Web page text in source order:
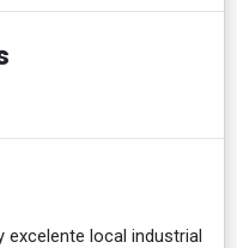
excelente local industrial